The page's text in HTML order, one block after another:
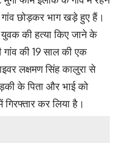
गांव छोड़कर भाग खड़े हुए हैं।
की हत्या किए जाने के
की 19 साल की एक
लक्षमण सिंह कालुरा से
के पिता और भाई को
कर लिया है।